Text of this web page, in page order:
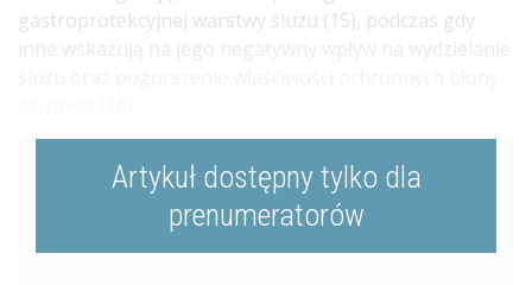
gastroprotekcyjnej warstwy śluzu (15), podczas gdy
inne wskazują na jego negatywny wpływ na wydzielanie
Artykuł dostępny tylko dla
prenumeratorów